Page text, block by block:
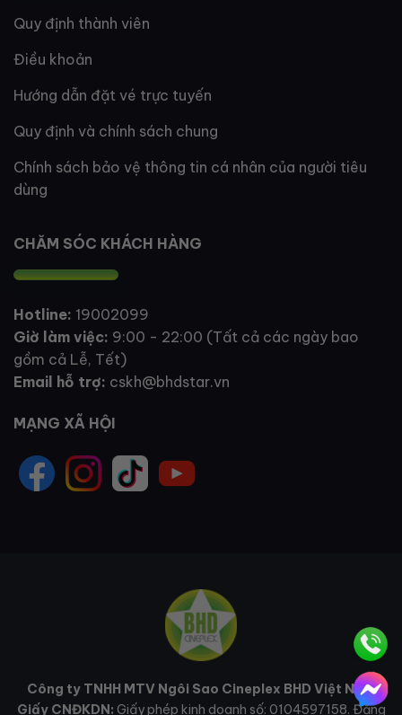
Quy định thành viên
Điều khoản
Hướng dẫn đặt vé trực tuyến
Quy định và chính sách chung
Chính sách bảo vệ thông tin cá nhân của người tiêu
dùng
CHĂM SÓC KHÁCH HÀNG
Hotline: 19002099
Giờ làm việc: 9:00 - 22:00 (Tất cả các ngày bao
gồm cả Lễ, Tết)
Email hỗ trợ: cskh@bhdstar.vn
MẠNG XÃ HỘI
Công ty TNHH MTV Ngôi Sao Cineplex BHD Việt Nam
Giấy CNĐKDN: Giấy phép kinh doanh số: 0104597158. Đăng